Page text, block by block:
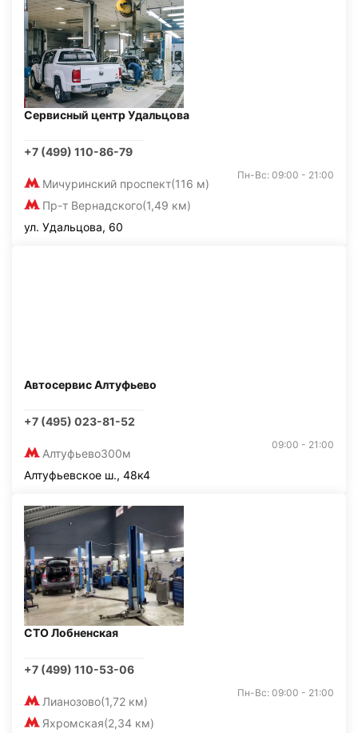
Сервисный центр Удальцова
+7 (499) 110-86-79
Мичуринский проспект(116 м)
Пр-т Вернадского(1,49 км)
Пн-Вс: 09:00 - 21:00
ул. Удальцова, 60
Автосервис Алтуфьево
+7 (495) 023-81-52
Алтуфьево300м
09:00 - 21:00
Алтуфьевское ш., 48к4
СТО Лобненская
+7 (499) 110-53-06
Лианозово(1,72 км)
Яхромская(2,34 км)
Пн-Вс: 09:00 - 21:00